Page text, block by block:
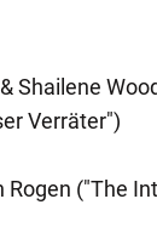
Shailene
Verräter")
Rogen ("The